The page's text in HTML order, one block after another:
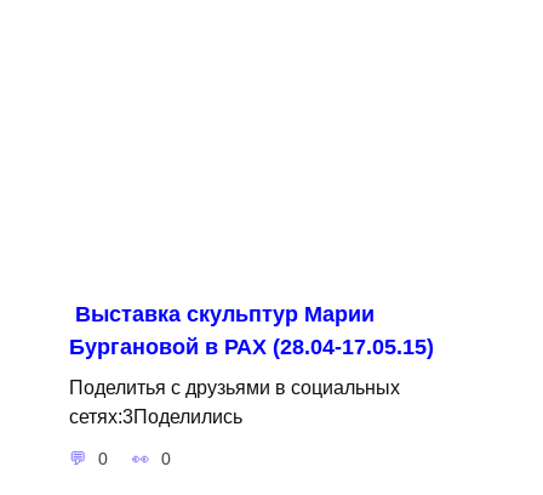
Выставка скульптур Марии
Бургановой в РАХ (28.04-17.05.15)
Поделитья с друзьями в социальных
сетях:3Поделились
0 0